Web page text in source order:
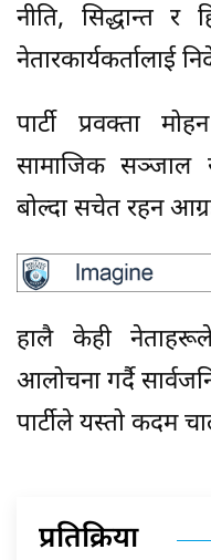
नीति, सिद्धान्त र
नेतारकार्यकर्तालाई
पार्टी प्रवक्ता
सामाजिक सञ्जाल
बोल्दा सचेत रहन
हालै केही
आलोचना गर्दै
पार्टीले यस्तो कदम
प्रतिक्रिया